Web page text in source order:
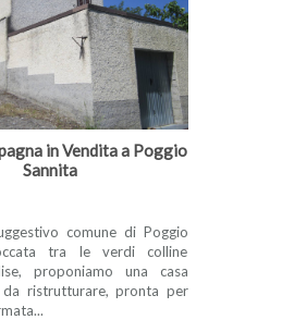
in Vendita a Poggio
Sannita
comune di Poggio
tra le verdi colline
proponiamo una casa
da ristrutturare, pronta per